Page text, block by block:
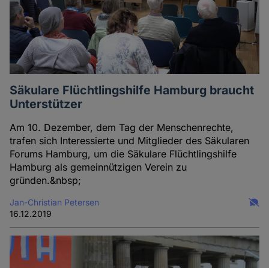
Säkulare Flüchtlingshilfe Hamburg braucht
Unterstützer
Am 10. Dezember, dem Tag der Menschenrechte,
trafen sich Interessierte und Mitglieder des Säkularen
Forums Hamburg, um die Säkulare Flüchtlingshilfe
Hamburg als gemeinnützigen Verein zu
gründen.&nbsp;
Jan-Christian Petersen
16.12.2019